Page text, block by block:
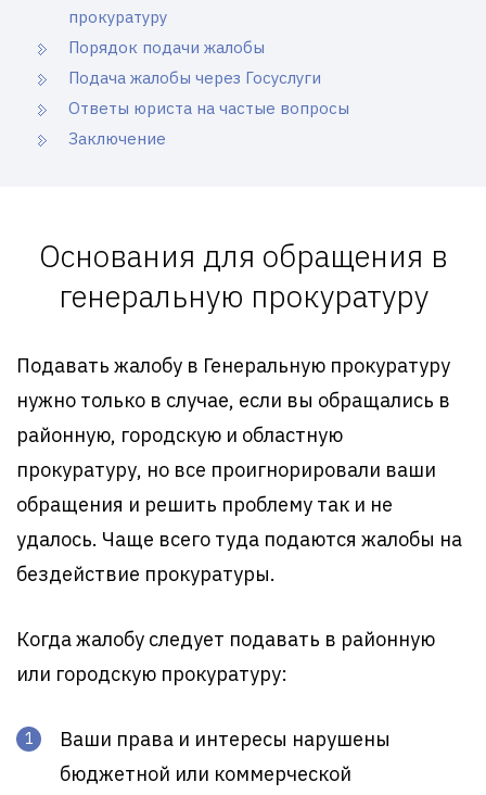
прокуратуру
Порядок подачи жалобы
Подача жалобы через Госуслуги
Ответы юриста на частые вопросы
Заключение
Основания для обращения в
генеральную прокуратуру
Подавать жалобу в Генеральную прокуратуру
нужно только в случае, если вы обращались в
районную, городскую и областную
прокуратуру, но все проигнорировали ваши
обращения и решить проблему так и не
удалось. Чаще всего туда подаются жалобы на
бездействие прокуратуры.
Когда жалобу следует подавать в районную
или городскую прокуратуру:
Ваши права и интересы нарушены
бюджетной или коммерческой